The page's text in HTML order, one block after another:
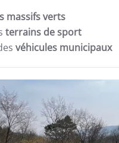
massifs verts
terrains de sport
véhicules municipaux